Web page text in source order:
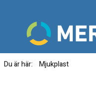
Du är här: Mjukplast